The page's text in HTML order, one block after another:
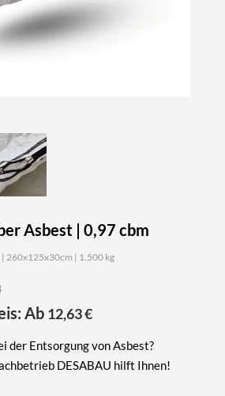
Asbest | 0,97 cbm
260x125x30cm | 1.500 kg
Ab 12,63€
der Entsorgung von Asbest?
DESABAU hilft Ihnen!